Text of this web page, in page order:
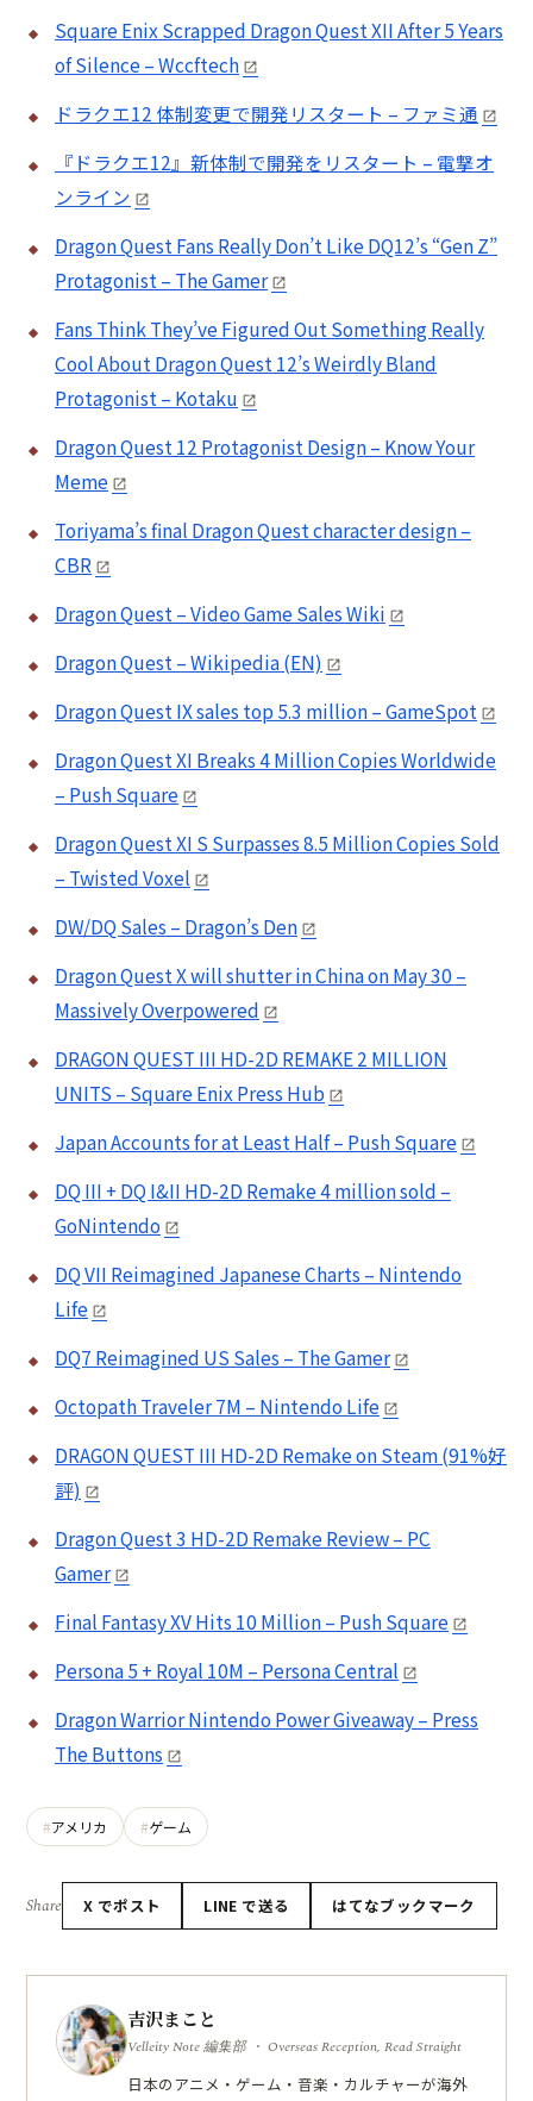
Square Enix Scrapped Dragon Quest XII After 5 Years
of Silence – Wccftech
ドラクエ12 体制変更で開発リスタート – ファミ通
『ドラクエ12』新体制で開発をリスタート – 電撃オ
ンライン
Dragon Quest Fans Really Don’t Like DQ12’s “Gen Z”
Protagonist – The Gamer
Fans Think They’ve Figured Out Something Really
Cool About Dragon Quest 12’s Weirdly Bland
Protagonist – Kotaku
Dragon Quest 12 Protagonist Design – Know Your
Meme
Toriyama’s final Dragon Quest character design –
CBR
Dragon Quest – Video Game Sales Wiki
Dragon Quest – Wikipedia (EN)
Dragon Quest IX sales top 5.3 million – GameSpot
Dragon Quest XI Breaks 4 Million Copies Worldwide
– Push Square
Dragon Quest XI S Surpasses 8.5 Million Copies Sold
– Twisted Voxel
DW/DQ Sales – Dragon’s Den
Dragon Quest X will shutter in China on May 30 –
Massively Overpowered
DRAGON QUEST III HD-2D REMAKE 2 MILLION
UNITS – Square Enix Press Hub
Japan Accounts for at Least Half – Push Square
DQ III + DQ I&II HD-2D Remake 4 million sold –
GoNintendo
DQ VII Reimagined Japanese Charts – Nintendo
Life
DQ7 Reimagined US Sales – The Gamer
Octopath Traveler 7M – Nintendo Life
DRAGON QUEST III HD-2D Remake on Steam (91%好
評)
Dragon Quest 3 HD-2D Remake Review – PC
Gamer
Final Fantasy XV Hits 10 Million – Push Square
Persona 5 + Royal 10M – Persona Central
Dragon Warrior Nintendo Power Giveaway – Press
The Buttons
アメリカ ゲーム
Share X でポスト LINE で送る はてなブックマーク
吉沢まこと
Velleity Note 編集部 ・ Overseas Reception, Read Straight
日本のアニメ・ゲーム・音楽・カルチャーが海外